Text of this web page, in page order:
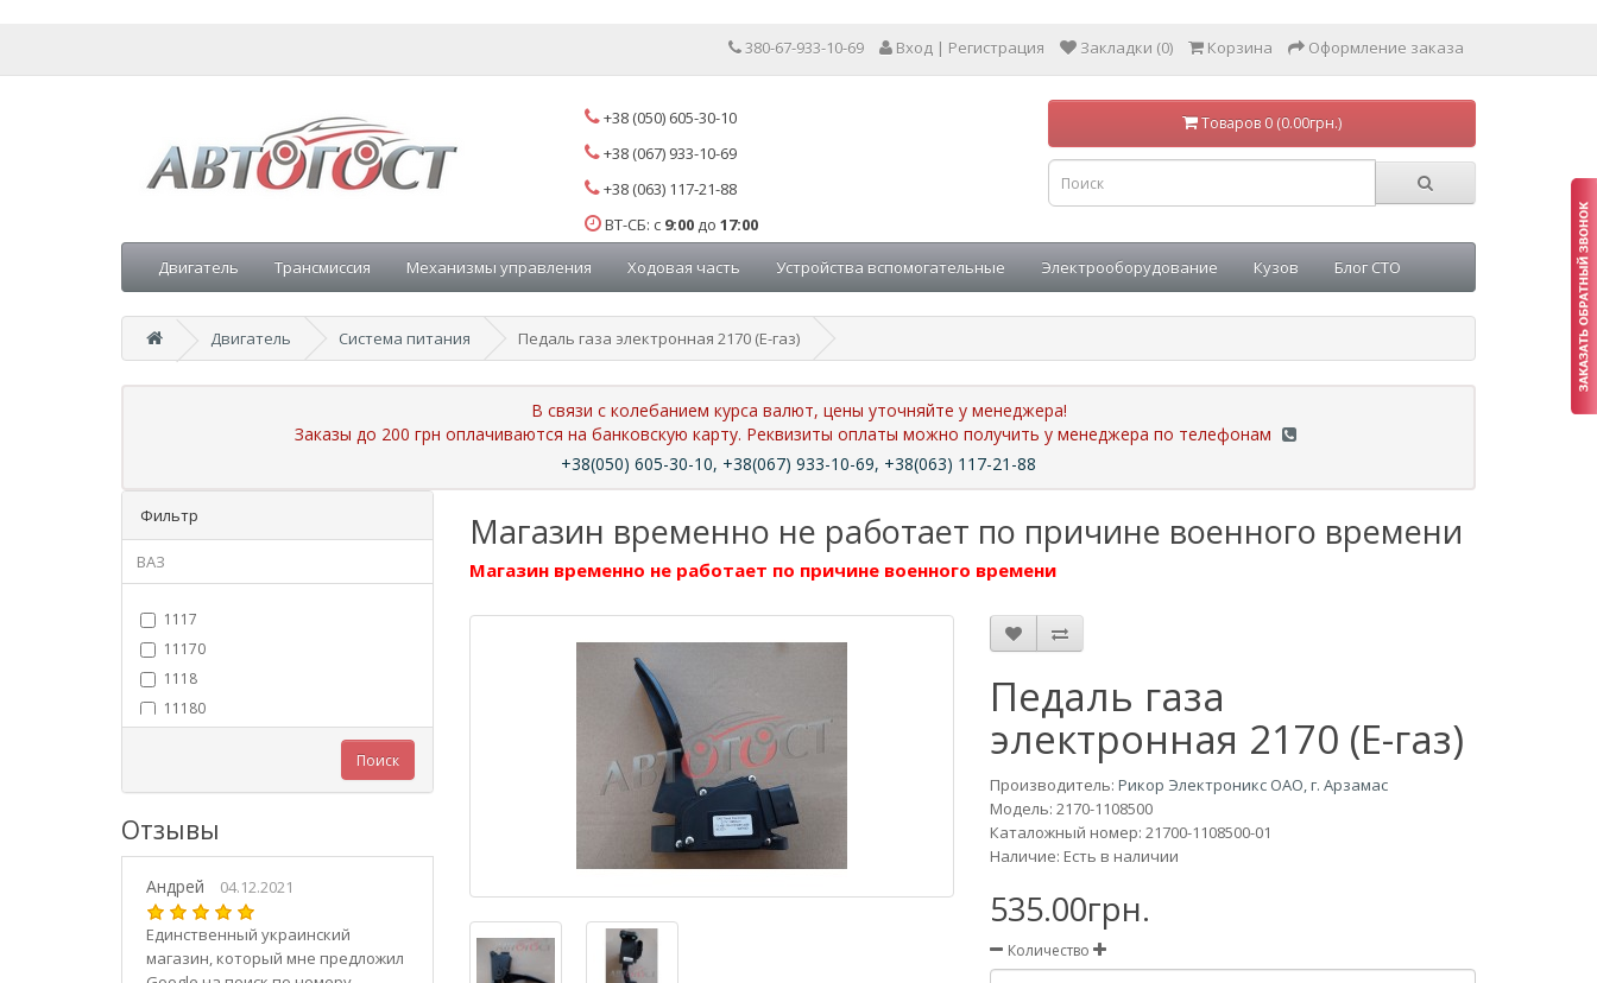
380-67-933-10-69 Вход | Регистрация Закладки (0) Корзина Оформление заказа
+38 (050) 605-30-10
+38 (067) 933-10-69
+38 (063) 117-21-88
ВТ-СБ: с 9:00 до 17:00
Товаров 0 (0.00грн.)
Двигатель Трансмиссия Механизмы управления Ходовая часть Устройства вспомогательные Электрооборудование Кузов Блог СТО
Двигатель Система питания Педаль газа электронная 2170 (Е-газ)
В связи с колебанием курса валют, цены уточняйте у менеджера!
Заказы до 200 грн оплачиваются на банковскую карту. Реквизиты оплаты можно получить у менеджера по телефонам
+38(050) 605-30-10, +38(067) 933-10-69, +38(063) 117-21-88
Фильтр
ВАЗ
1117
11170
1118
11180
11186
1119
11190
11194
2101
21010
2102
Поиск
Отзывы
Андрей 04.12.2021
Единственный украинский
магазин, который мне предложил
Магазин временно не работает по причине военного времени
Магазин временно не работает по причине военного времени
Педаль газа
электронная 2170 (Е-газ)
Производитель:Рикор Электроникс ОАО, г. Арзамас
Модель:2170-1108500
Каталожный номер: 21700-1108500-01
Наличие: Есть в наличии
535.00грн.
Количество